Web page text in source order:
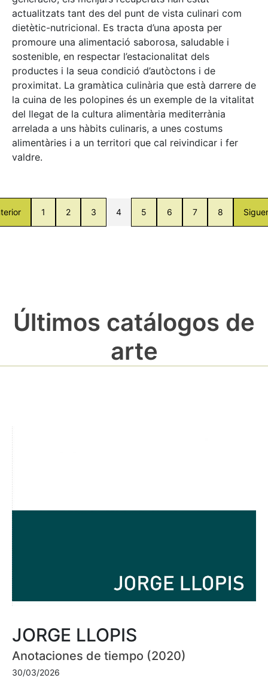
actualitzats tant des del punt de vista culinari com
dietètic-nutricional. Es tracta d’una aposta per
promoure una alimentació saborosa, saludable i
sostenible, en respectar l’estacionalitat dels
productes i la seua condició d’autòctons i de
proximitat. La gramàtica culinària que està darrere de
la cuina de les polopines és un exemple de la vitalitat
del llegat de la cultura alimentària mediterrània
arrelada a uns hàbits culinaris, a unes costums
alimentàries i a un territori que cal reivindicar i fer
valdre.
1 2 3 4 5 6 7 8
Últimos catálogos de
arte
JORGE LLOPIS
Anotaciones de tiempo (2020)
30/03/2026